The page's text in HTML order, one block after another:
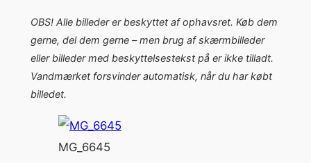
OBS! Alle billeder er beskyttet af ophavsret. Køb dem
gerne, del dem gerne – men brug af skærmbilleder
eller billeder med beskyttelsestekst på er ikke tilladt.
Vandmærket forsvinder automatisk, når du har købt
billedet.
MG_6645